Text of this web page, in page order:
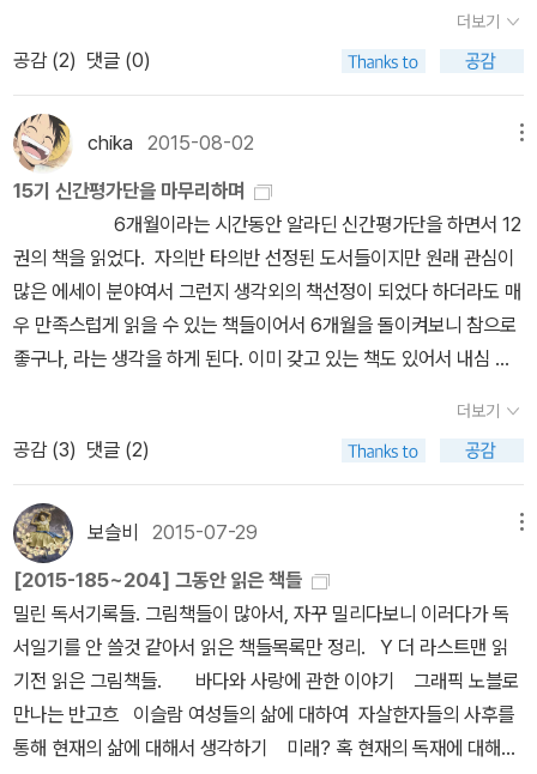
력으로 한 집안의 생계를 유지하기 위한 책임과 의무를 다하느라 고
단한 시간을 보내야 했고 슬하의 남매 역시 농사를 거들며 자립할 힘
찍부터 알아서인지 타인에게 기대지 않고 스스로 해결하는 자기관리
능력은 조금씩 쌓여갔다. 살다 보면 우리네 삶이 최적의 선택과 결
정보다는 불가항력적인 결정대로 의도하지 않은 방향으로 흘러가는
경우가 왕왕 벌어진다. 작은 개체인 점들이 모여 하나의 연결 고리인
선으로 이어져 크고 작은 영향 아래 놓여 또 다른 파장을 불러일으켜
은폐된 진실을 규명하려는 움직임으로 이끌기도 한다. 아버지 손에
이끌려 들어온 이복동생의 돌연한 사고사는 점점이 떨어져 있던 이들
을 하나의 선으로 결박하여 인간의 품위를 짓밟고 만다. 고립된 섬처
하였다는 부채감에서 시작된 동생의 죽음을 추적하던 중 죽음의 단서
를 찾아 나섰다. 단기간에 목돈을 만질 수 있다고 사회적 약자를 유
혹하여 하부로 삼는 구조망으로 연결된 먹이사슬의 정점인 다단계 수
법은 서로에게 덫을 놓는다. 다단계 수법의 그물망은 독립된 개체의
점조직들이 상부와 하부로 나뉘면서 하나의 선으로 이어져 서로를 잠
식하는 연결고리에 지나지 않았다. 가학적인 폭력으로 피해의식을 부
추기며 자유롭게 숨 쉬고 뜻한 대로 움직이며 살아갈 힘까지 앗아가
버린 악인들의 행동은 거대한 자본의 힘에 굴종하여 기생하는 삶을
잇는 선들의 법칙이었지만 이들은 하나의 연결고리로 유대하고 연대
하여 공공의 선을 실현하는 일에는 실패하였다. 가족이 함께 밥을 나
누며 이야기를 나눌 수 있는 시간마저 유기한 채 지내온 시간들을 복
가 '그건 난 모르겠고~'였다.그 버전으루다가 한창훈이 왜 쓰는지 그
건 난 모르겠고,'왜 사냐건 웃지요.' 할 도리밖에~. 이 책의 표지 일러
스트가 돋보인다.책 중간에 나오는 따님 이름이 단하인걸로 봐서 그
'한단하'인가보다.그림을 잘 그렸는지 못 그렸는지 판단할 깜냥은 아
니어 주시고,그림이 따뜻한 것이 책과 잘 어울린다.좋다. 이쯤에서 접
어야 하는데, 구구절절 사설이 길다.'정미조'의 '개여울'이 듣고 싶은
데,왜 그런지 '그건 난 모르겠고~'일 뿐이다~.
마너지는 돌려주었다. '혹시 숫자를 하나 이상은 못 세는 것 아니
요?' 이렇게 물으면 웃는 듯 못 들은 듯 그런 얼굴을 했다. 그러니 거
지가 아니었다. 스스로 그러한 사람이었다. 그냥 자연인 말이다. 주로
남산동 시장통과 봉산동 어름을 다니거나 서 있거나 했다. 그는 모든
것을 보기만 했다. 지나가는 사람들, 구름, 바다, 식당 간판, 양파가 쌓
인 좌판, 메리야스, 신발, 양말, 아이스크림, 건전지, 버스, 택시, 오토
바이, 그리고 또 무엇이든, 어쩌면 아주 많은 수를 눈으로 채워야만 하
는 형벌을 받은 사람일지도 몰랐다. <한창훈 나는 왜 쓰는가> 24쪽
두 책을 들춰 보며 이런 생각이 들었다. 글이든 음악이든 정치든 밑바
닥 감성을 가진 사람만이 잘 쓸 수 있고 잘 할 수 있는 것. 그런 의미에
서 그녀에게 오늘의 선곡을 바친다. 'hang me oh hang me'
https://youtu.be/ZTzH4he7hP8
명관의 신작도 읽었네.그래봤자 외국문학과의 비율을 생각하면 안 읽
어 온 것이나 다름 없기에 안 읽었다고 생각하고 있었구나. <순정>을
읽고 병이 도지는 것을 막지 않아야 겠다는 생각을 했다. '저는 이 사
람들을 잊지 못했습니다. 너무도 깊고 짙은 사랑과 우정을 보여주었
기 때문입니다.' 는 작가의 말처럼 나 또한 <순정>에서 너무도 깊고
짙은 사랑과 우정을 읽어버렸다. 여러 권 사서 좋은 사람들에게 눈 맞
추며 한 권씩 건네고 싶어졌다. 며칠 전 이 책을 받아 든 날도 그랬다.
마음이 왔다 갔다 하는 그 짜릿한 느낌들이 저녁 무렵의 공기 속에 그
득했다. 그도 그녀들도 다 슬픈 날이었을 것이다라고 생각해야 마음
이 편했다. 늘 그랬겠지만, 더 그런 날. 우울하다며 웃을 수 있는 그런
감정들이 물오른 가지 끝에 도톰하게 얹혀져 있었다.
20일~9월 6일지원하시기 전에 모집 공지글을 꼭 읽어주세요. 타 분
야와의 복수지원이 불가능합니다. 15기 <에세이> 분야 신간평가단
분야에 지원해주세요.
즉 평전을 잘 안 읽는데 문학가의, 그것도 신념 있는 문학의 대가인 살
만 루슈디의 평전이라읽었다. 처음엔 두툼한 책에 주춤하며, 그래도
끝까지 읽어주마~ 하며 억지로 조금씩 읽어나갔는데초반의 이야기
부터 소설 못지 않은 흡입력을 자랑하며나를 이끌고 들어갔다. 언어
의 마술사가 끌어들인 그 자신의 인생은 어떤 흥미진진한 소설 보다
도 더욱 자극적이고이채로웠다. 이민자로서의 삶이었지만 나름의 정
체성을 놓지 않고 독특한 분위기를 구축한 작가.이방인이라 느꼈지만
삶의 주체를 똑바로 세우고, 문학에 있어서만큼은 이방인이 되기를
거부한 작가.꼿꼿한 그의 정신이 책의 곳곳, 그의 인생에서 느껴져서
때로는 눈을 반짝이며, 때로는 존경하는 마음으로 읽게 되었다.
- 15기 신간평가단 도서 중 내맘대로 좋은 책 베스트 5 1. [조
지프 앤턴]2. [나의 사적인 도시] 미술전공 작가여서 그런지 색다른
시선으로 뉴욕을 바라보는 태도가 좋았다. 깊이 있게 뉴욕을 체험한
덕분에 유쾌함을 잃지 않을 수 있었지만 사실, 구작가의 삶은 힘겨운
부분이 많았을 것이다. 어떤 상황에서도 희망을 놓지 않고 밝게 웃으
려는 구작가에게서 힘을 얻는다.4. [책이 좀 많습니다]책벌레인 다른
많은 이들의 독특한 경험을 엿볼 수 있어서 좋았다.장서가의 여러 형
태가 소개되어 있었는데 책을 대하는 각자의 태도가 다르기도 하고
이야기도 달라서 재미있게 읽었다. 5. [우리가 사랑한 소설들]나와 같
은 책을 읽었더라도 다르게 혹은 좀 더 깊이 있게 읽은 이동진, 김중
혁의 시선을 느낄 수 있었다.
더보기
공감 (2) 댓글 (0)
chika 2015-08-02
15기 신간평가단을 마무리하며
6개월이라는 시간동안 알라딘 신간평가단을 하면서 12
권의 책을 읽었다. 자의반 타의반 선정된 도서들이지만 원래 관심이
많은 에세이 분야여서 그런지 생각외의 책선정이 되었다 하더라도 매
우 만족스럽게 읽을 수 있는 책들이어서 6개월을 돌이켜보니 참으로
좋구나, 라는 생각을 하게 된다. 이미 갖고 있는 책도 있어서 내심 다
게 된다는 이유만으로 피하고 싶었던 책이었지 책 그 자체만으로는
이달의 도서로 선정하고 싶은 책들이었고 개인적으로 선물을 할 수
있는 책이 생겼다는 마음이어서 좋기도 했고. 아, 그러니까 다음에 신
간 평가단 모집이 있으면 또 신청을 하고 싶어진단 말이지. 다시 뽑아
주리라는 보장은 없지만. 모든 책이 다 좋았지만 별 기대가 없었는데
예상외의 독서의 즐거움을 준 책들은 [조지프 앤턴] [오늘 내가 사는
게 재밌는 이유] [나는 왜 쓰는가] [다정한 편견] [선생님, 요즘은 어
떠하십니까] 를 꼽을 수 있을 것 같다. 악마의 시를 읽어보지도 않고,
그러니까 살만 류시디라는 작가에 대해 그닥 잘 알지도 못하고 있을
뿐더러 그의 사적인 생활을 적은 자서전은 내게 큰 의미가 없다고 생
각했는데 그의 글을 통해 '조지프 앤턴'이라는 이름으로 수십년을 살
더보기
공감 (3) 댓글 (2)
보슬비 2015-07-29
[2015-185~204] 그동안 읽은 책들
밀린 독서기록들. 그림책들이 많아서, 자꾸 밀리다보니 이러다가 독
서일기를 안 쓸것 같아서 읽은 책들목록만 정리. Y 더 라스트맨 읽
기전 읽은 그림책들. 바다와 사랑에 관한 이야기 그래픽 노블로
만나는 반고흐 이슬람 여성들의 삶에 대하여 자살한자들의 사후를
통해 현재의 삶에 대해서 생각하기 미래? 혹 현재의 독재에 대해